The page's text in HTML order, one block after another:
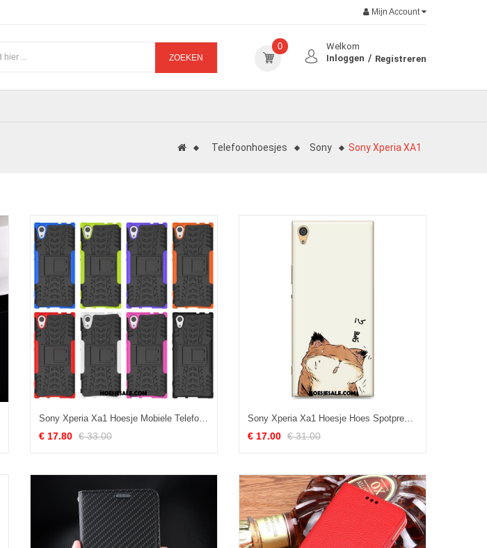
Mijn Account
ZOEKEN
Welkom
Inloggen
Registreren
0
Telefoonhoesjes Sony Sony Xperia XA1
Sony Xperia Xa1 Hoesje Mobiele Telefoon Anti-fall Leren Etui Bescherming Hoes Aanbiedingen
€ 17.80 € 33.00
Sony Xperia Xa1 Hoesje Hoes Spotprent Hard Geel Anti-fall Goedkoop
€ 17.00 € 31.00